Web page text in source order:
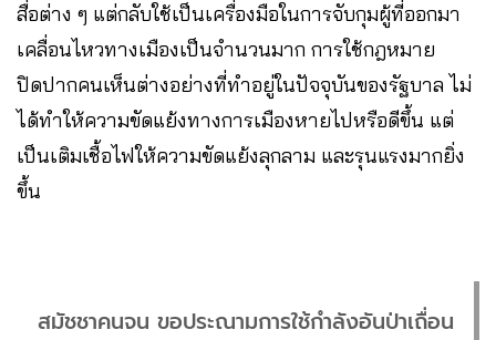
สื่อต่าง ๆ แต่กลับใช้เป็นเครื่องมือในการจับกุมผู้ที่ออกมา
เคลื่อนไหวทางเมืองเป็นจำนวนมาก การใช้กฎหมาย
ปิดปากคนเห็นต่างอย่างที่ทำอยู่ในปัจจุบันของรัฐบาล ไม่
ได้ทำให้ความขัดแย้งทางการเมืองหายไปหรือดีขึ้น แต่
เป็นเติมเชื้อไฟให้ความขัดแย้งลุกลาม และรุนแรงมากยิ่ง
ขึ้น
สมัชชาคนจน ขอประณามการใช้กำลังอันป่าเถื่อน